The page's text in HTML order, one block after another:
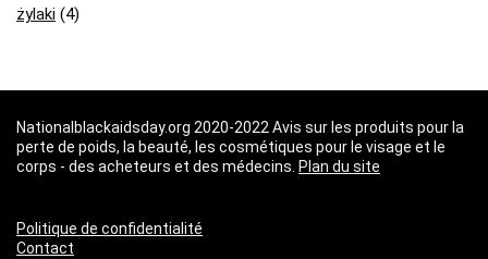
żylaki (4)
Nationalblackaidsday.org 2020-2022 Avis sur les produits pour la
perte de poids, la beauté, les cosmétiques pour le visage et le
corps - des acheteurs et des médecins. Plan du site
Politique de confidentialité
Contact